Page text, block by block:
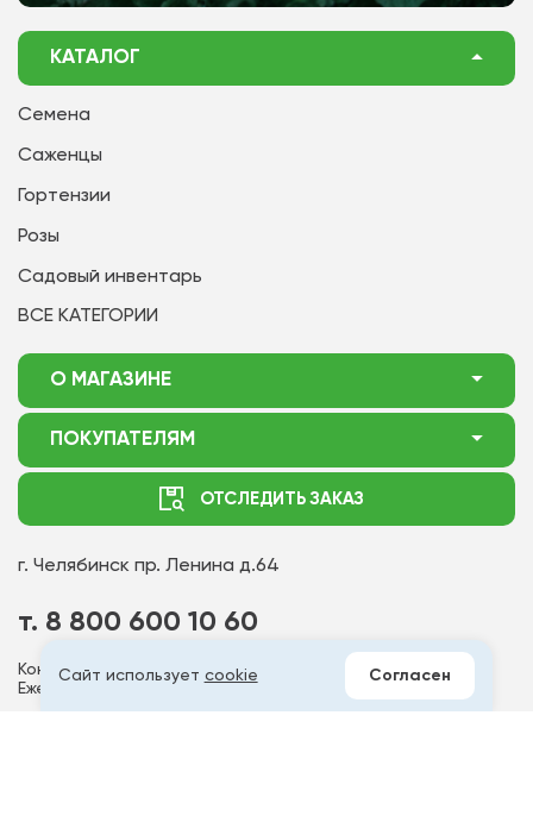
Сайт использует cookie Согласен
КАТАЛОГ
Семена
Саженцы
Гортензии
Розы
Садовый инвентарь
ВСЕ КАТЕГОРИИ
О МАГАЗИНЕ
О нас
Акции
ПОКУПАТЕЛЯМ
Как оформить заказ
Статьи садоводу
Оптовым покупателям
Политика конфиденциальности
ОТСЛЕДИТЬ ЗАКАЗ
г. Челябинск пр. Ленина д.64
т. 8 800 600 10 60
Контакт - центр работает
Ежедневно с 6:00 до 18:00 МСК